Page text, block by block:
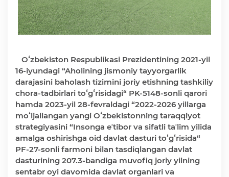
Sayyor qabullar
Rasmiy munosabat
Deputatlar faoliyati
Korrupsiyaga qarshi kurash
Oʻzbekiston Respublikasi Prezidentining 2021-yil
16-iyundagi “Aholining jismoniy tayyorgarlik
darajasini baholash tizimini joriy etishning tashkiliy
chora-tadbirlari toʻgʻrisidagi“ PK-5148-sonli qarori
hamda 2023-yil 28-fevraldagi “2022-2026 yillarga
moʻljallangan yangi Oʻzbekistonning taraqqiyot
strategiyasini “Insonga eʼtibor va sifatli taʼlim yilida
amalga oshirishga oid davlat dasturi toʻgʻrisida“
PF-27-sonli farmoni bilan tasdiqlangan davlat
dasturining 207.3-bandiga muvofiq joriy yilning
sentabr oyi davomida davlat organlari va